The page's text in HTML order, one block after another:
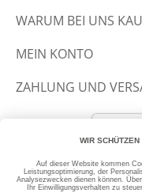
WARUM BEI UNS
MEIN KONTO
ZAHLUNG UND